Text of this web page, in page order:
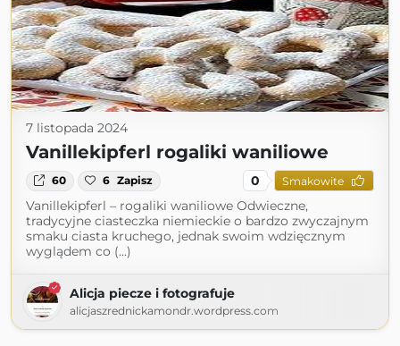
7 listopada 2024
Vanillekipferl rogaliki waniliowe
60 6 Zapisz 0 Smakowite
Vanillekipferl – rogaliki waniliowe Odwieczne,
tradycyjne ciasteczka niemieckie o bardzo zwyczajnym
smaku ciasta kruchego, jednak swoim wdzięcznym
wyglądem co (...)
Alicja piecze i fotografuje
alicjaszrednickamondr.wordpress.com